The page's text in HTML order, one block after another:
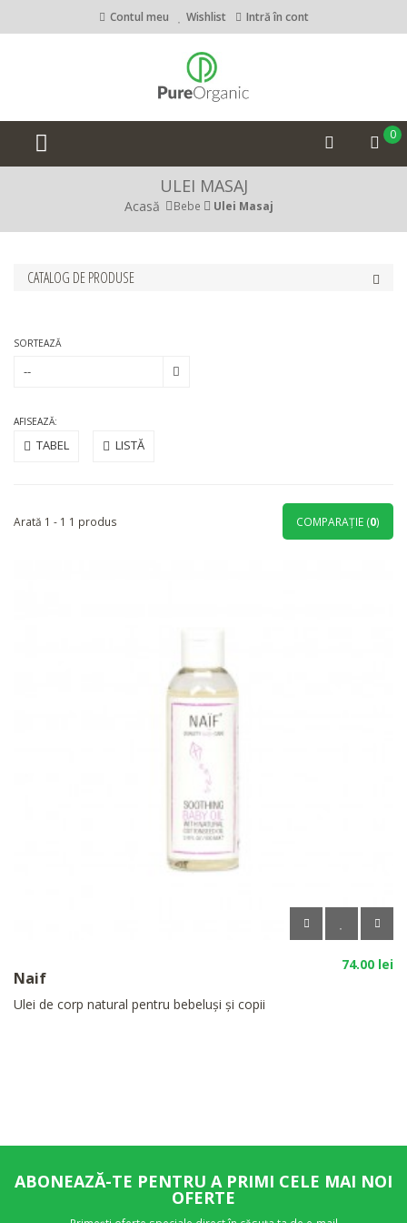
Contul meu Wishlist Intră în cont
0
ULEI MASAJ
Acasă Bebe Ulei Masaj
CATALOG DE PRODUSE
SORTEAZĂ
--
AFISEAZĂ:
TABEL LISTĂ
Arată 1 - 1 1 produs COMPARAŢIE (0)
74.00 lei
Naif
Ulei de corp natural pentru bebeluși și copii
ABONEAZĂ-TE PENTRU A PRIMI CELE MAI NOI
OFERTE